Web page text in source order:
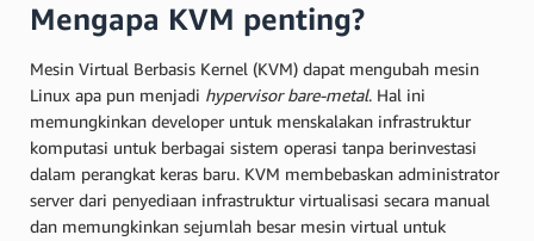
Mengapa KVM penting?
Mesin Virtual Berbasis Kernel (KVM) dapat mengubah mesin
Linux apa pun menjadi hypervisor bare-metal. Hal ini
memungkinkan developer untuk menskalakan infrastruktur
komputasi untuk berbagai sistem operasi tanpa berinvestasi
dalam perangkat keras baru. KVM membebaskan administrator
server dari penyediaan infrastruktur virtualisasi secara manual
dan memungkinkan sejumlah besar mesin virtual untuk